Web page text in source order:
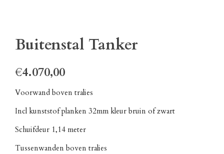
Buitenstal Tanker
€4.070,00
Voorwand boven tralies
Incl kunststof planken 32mm kleur bruin of zwart
Schuifdeur 1,14 meter
Tussenwanden boven tralies